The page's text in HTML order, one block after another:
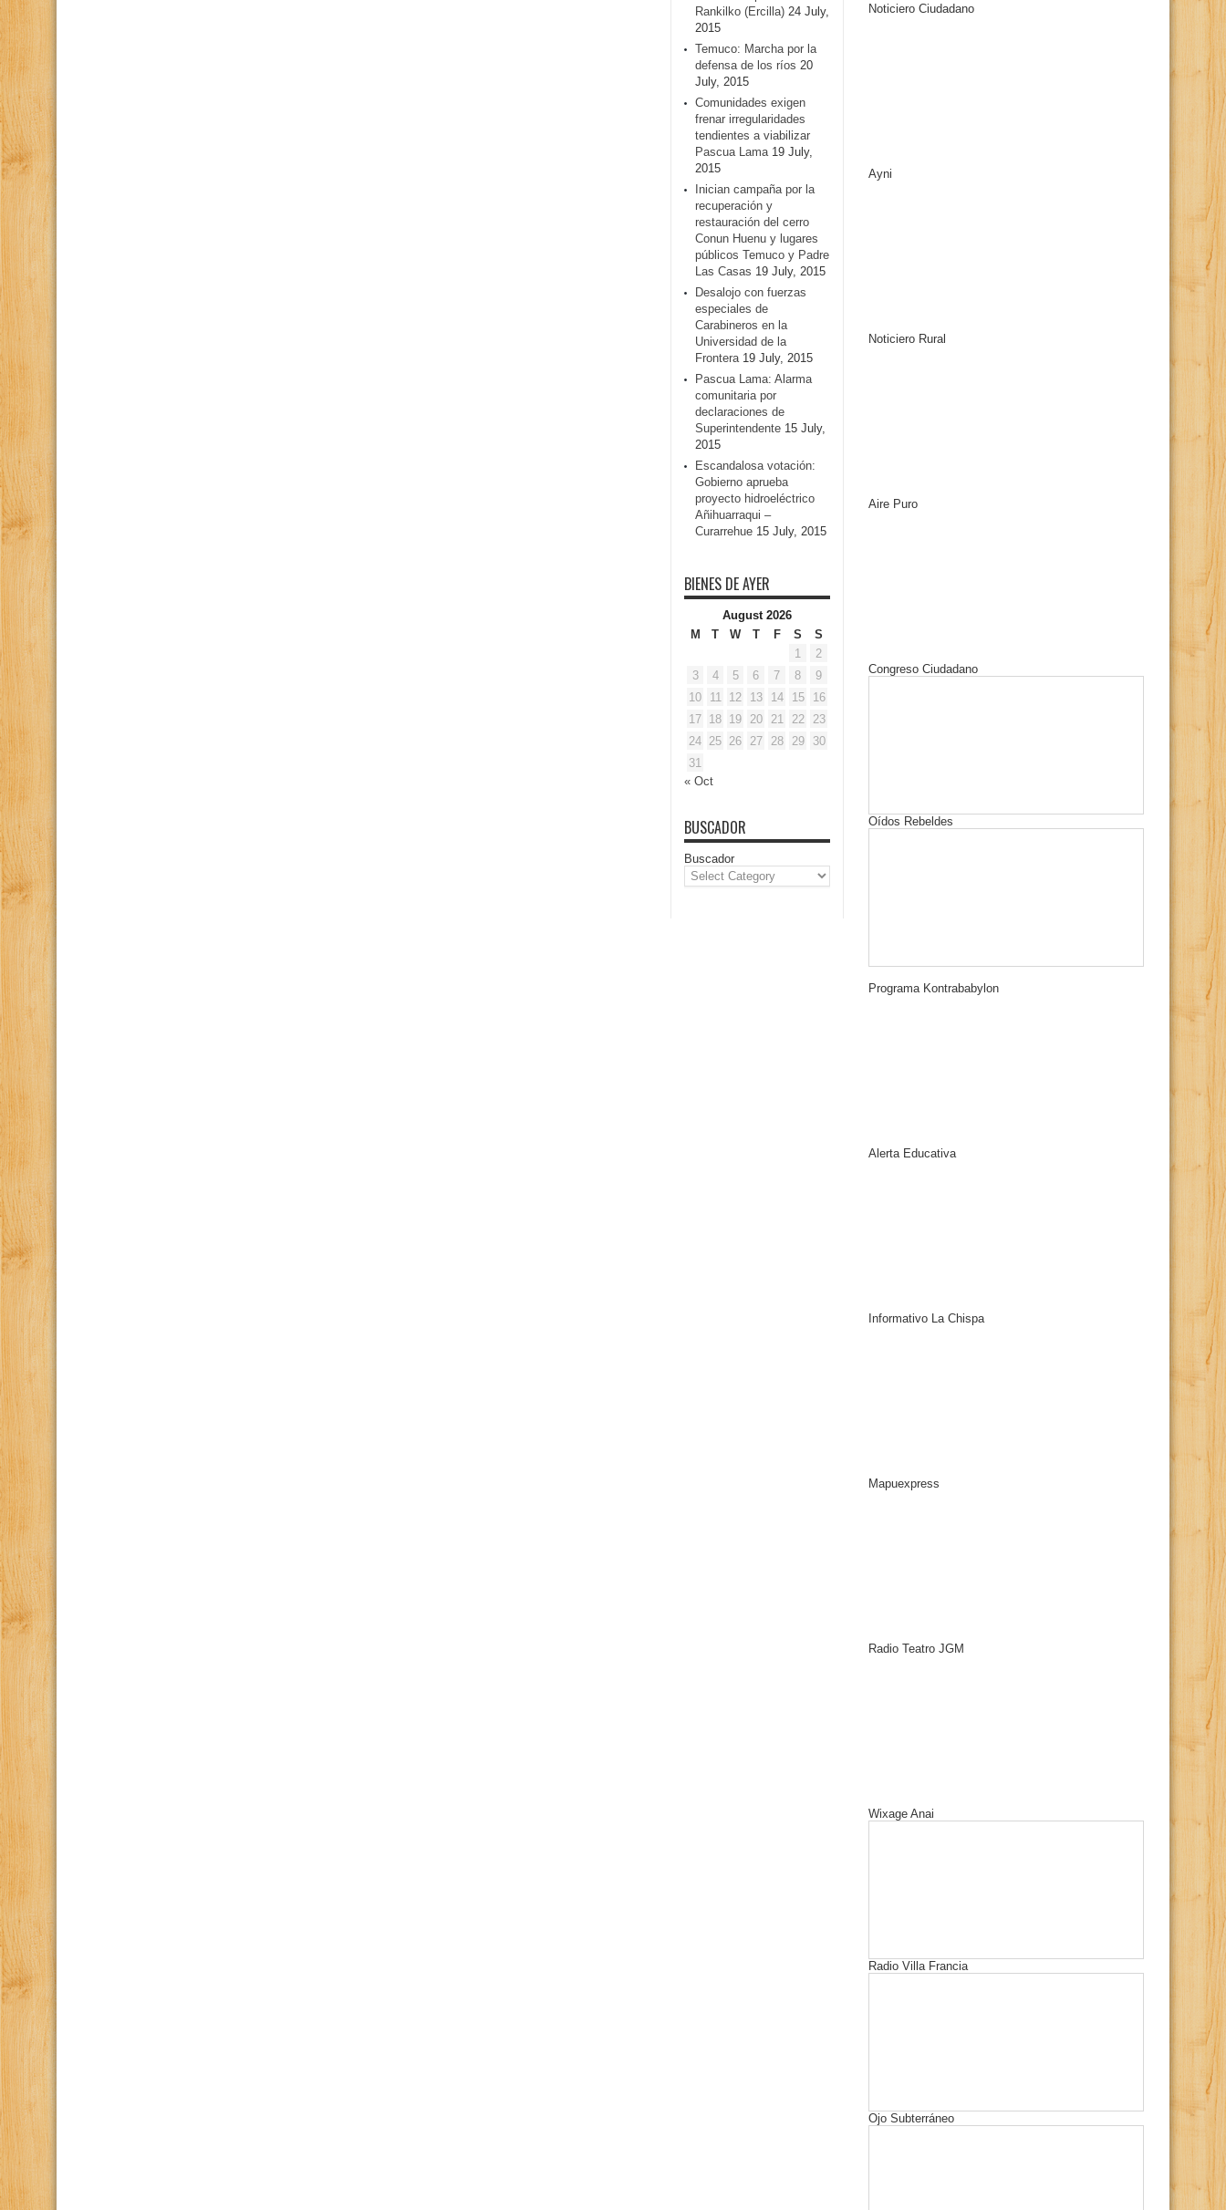
Rankilko (Ercilla) 24 July,
2015
Temuco: Marcha por la
defensa de los ríos 20
July, 2015
Comunidades exigen
frenar irregularidades
tendientes a viabilizar
Pascua Lama 19 July,
2015
Inician campaña por la
recuperación y
restauración del cerro
Conun Huenu y lugares
públicos Temuco y Padre
Las Casas 19 July, 2015
Desalojo con fuerzas
especiales de
Carabineros en la
Universidad de la
Frontera 19 July, 2015
Pascua Lama: Alarma
comunitaria por
declaraciones de
Superintendente 15 July,
2015
Escandalosa votación:
Gobierno aprueba
proyecto hidroeléctrico
Añihuarraqui –
Curarrehue 15 July, 2015
BIENES DE AYER
August 2026
M
T W T F S
S
1
2
3
4 5 6 7 8
9
10
11 12 13 14 15
16
17 18 19 20 21 22
23
24 25 26 27 28 29
30
31
« Oct
BUSCADOR
Buscador
Noticiero Ciudadano
Ayni
Noticiero Rural
Aire Puro
Congreso Ciudadano
Oídos Rebeldes
Programa Kontrababylon
Alerta Educativa
Informativo La Chispa
Mapuexpress
Radio Teatro JGM
Wixage Anai
Radio Villa Francia
Ojo Subterráneo